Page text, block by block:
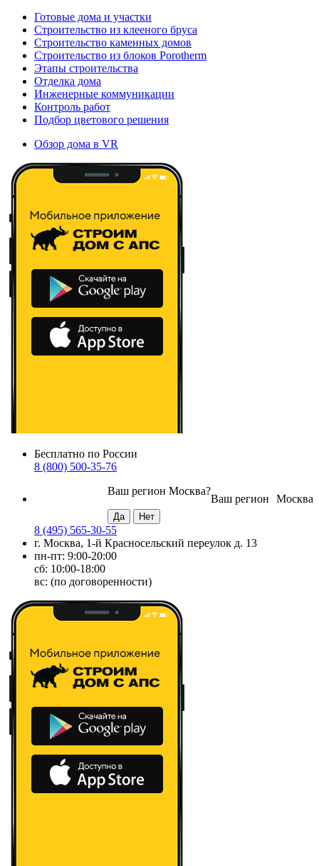
Готовые дома и участки
Строительство из клееного бруса
Строительство каменных домов
Строительство из блоков Porotherm
Этапы строительства
Отделка дома
Инженерные коммуникации
Контроль работ
Подбор цветового решения
Обзор дома в VR
Бесплатно по России
8 (800) 500-35-76
Москва
Ваш регион
Ваш регион Москва?
8 (495) 565-30-55
г. Москва, 1-й Красносельский переулок д. 13
пн-пт: 9:00-20:00
сб: 10:00-18:00
вс: (по договоренности)